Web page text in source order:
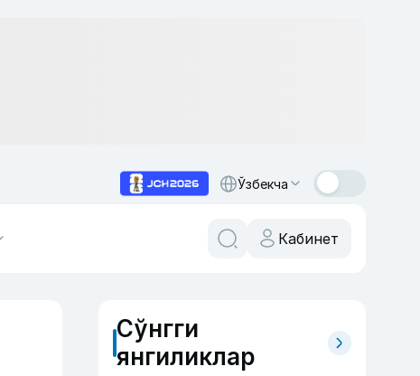
Ўзбекча
Кабинет
Сўнгги
янгиликлар